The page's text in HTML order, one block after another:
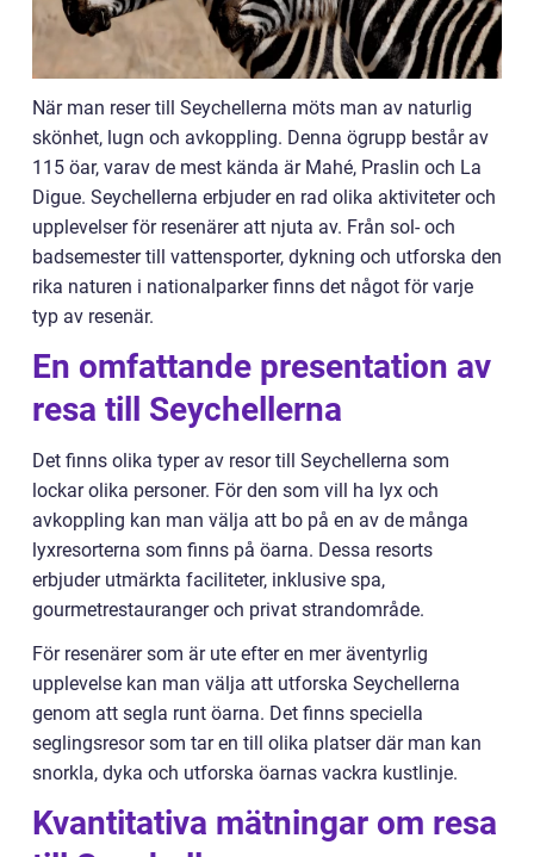
När man reser till Seychellerna möts man av naturlig
skönhet, lugn och avkoppling. Denna ögrupp består av
115 öar, varav de mest kända är Mahé, Praslin och La
Digue. Seychellerna erbjuder en rad olika aktiviteter och
upplevelser för resenärer att njuta av. Från sol- och
badsemester till vattensporter, dykning och utforska den
rika naturen i nationalparker finns det något för varje
typ av resenär.
En omfattande presentation av
resa till Seychellerna
Det finns olika typer av resor till Seychellerna som
lockar olika personer. För den som vill ha lyx och
avkoppling kan man välja att bo på en av de många
lyxresorterna som finns på öarna. Dessa resorts
erbjuder utmärkta faciliteter, inklusive spa,
gourmetrestauranger och privat strandområde.
För resenärer som är ute efter en mer äventyrlig
upplevelse kan man välja att utforska Seychellerna
genom att segla runt öarna. Det finns speciella
seglingsresor som tar en till olika platser där man kan
snorkla, dyka och utforska öarnas vackra kustlinje.
Kvantitativa mätningar om resa